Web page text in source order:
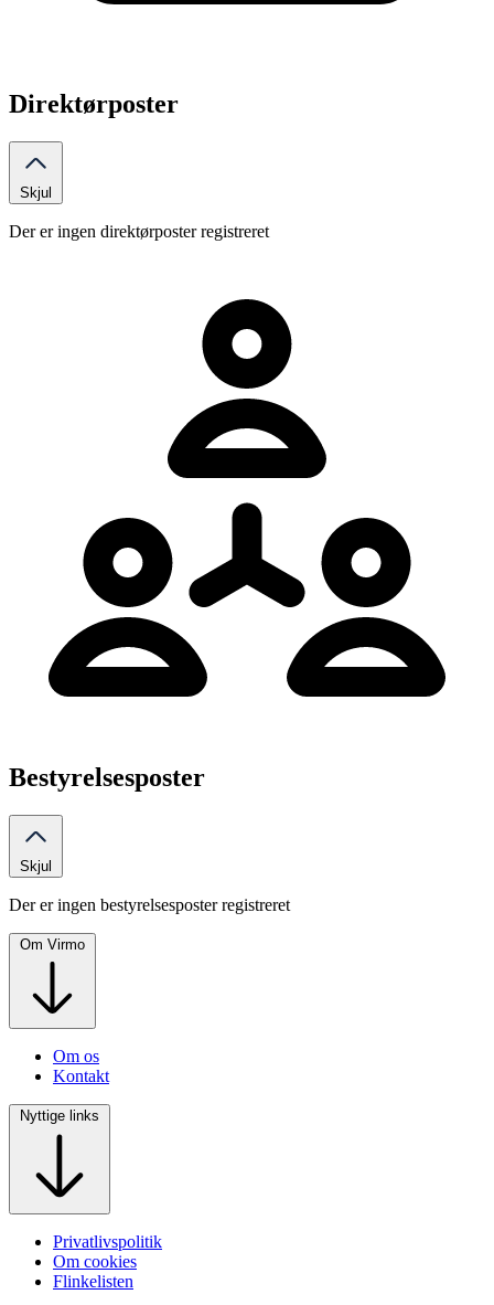
Direktørposter
Skjul
Der er ingen direktørposter registreret
Bestyrelsesposter
Skjul
Der er ingen bestyrelsesposter registreret
Om Virmo
Om os
Kontakt
Nyttige links
Privatlivspolitik
Om cookies
Flinkelisten